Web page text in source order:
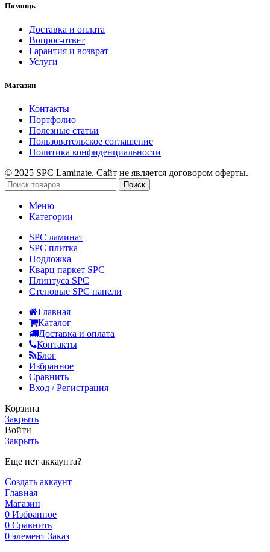
Помощь
Доставка и оплата
Вопрос-ответ
Гарантия и возврат
Услуги
Магазин
Контакты
Портфолио
Полезные статьи
Пользовательское соглашение
Политика конфиденциальности
© 2025 SPC Laminate. Сайт не является договором оферты.
Поиск
Меню
Категории
SPC ламинат
SPC плитка
Подложка
Кварц паркет SPC
Плинтуса SPC
Стеновые SPC панели
Главная
Каталог
Доставка и оплата
Контакты
Блог
Избранное
Сравнить
Вход / Регистрация
Корзина
Закрыть
Войти
Закрыть
Еще нет аккаунта?
Создать аккаунт
Главная
Магазин
0 Избранное
0 Сравнить
0 элемент Заказ